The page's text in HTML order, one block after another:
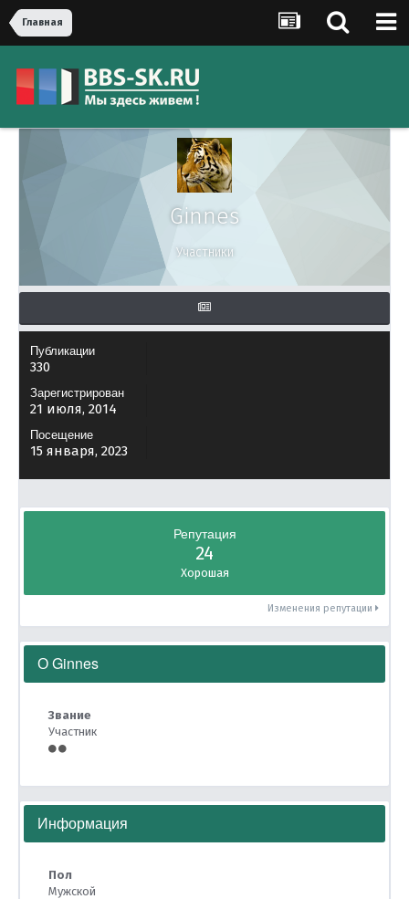
Главная
Ginnes
Участники
Публикации
330
Зарегистрирован
21 июля, 2014
Посещение
15 января, 2023
Репутация
24
Хорошая
Изменения репутации
О Ginnes
Звание
Участник
Информация
Пол
Мужской